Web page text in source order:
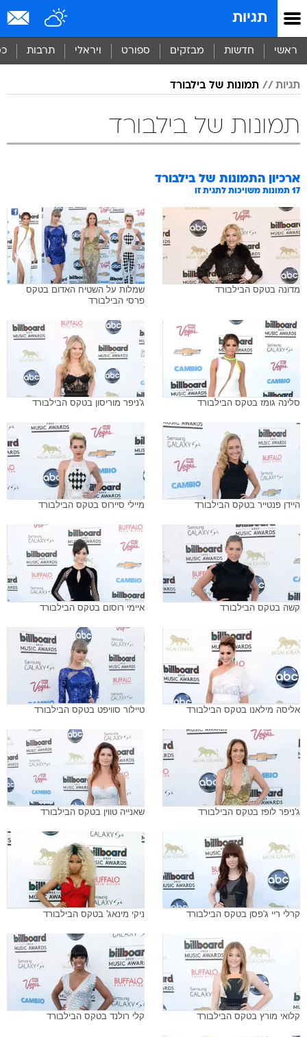
תגיות
ראשי חדשות מבזקים ספורט ויראלי תרבות
תגיות תמונות של בילבורד
תמונות של בילבורד
ארכיון התמונות של בילבורד
17 תמונות משויכות לתגית זו
מדונה בטקס הבילבורד
שמלות על השטיח האדום בטקס
פרסי הבילבורד
סלינה גומז בטקס הבילבורד ג'ניפר מוריסון בטקס הבילבורד
היידן פנטייר בטקס הבילבורד מיילי סיירוס בטקס הבילבורד
קשה בטקס הבילבורד איימי רוסום בטקס הבילבורד
אליסה מילאנו בטקס הבילבורד טיילור סוויפט בטקס הבילבורד
ג'ניפר לופז בטקס הבילבורד שאנייה טווין בטקס הבילבורד
קרלי ריי ג'פסן בטקס הבילבורד ניקי מינאג' בטקס הבילבורד
קלואי מורץ בטקס הבילבורד קלי רולנד בטקס הבילבורד